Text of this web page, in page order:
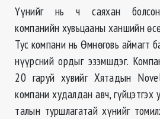
Үүнийг нь ч саяхан болсон
компанийн хувьцааны ханшийн
Тус компани нь Өмнөговь аймагт
нүүрсний ордыг эзэмшдэг.
20 гаруй хувийг Хятадын
компани худалдан авч,
талын туршлагатай хүнийг